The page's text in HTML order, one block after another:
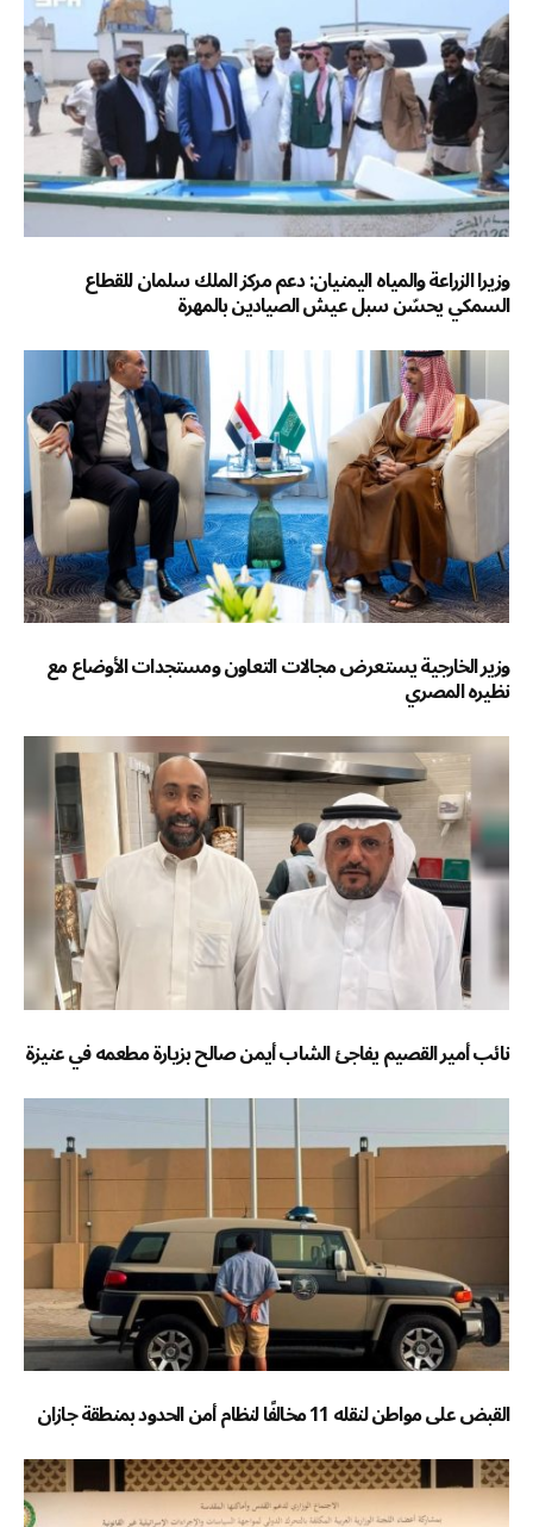
وزيرا الزراعة والمياه اليمنيان: دعم مركز الملك سلمان للقطاع
السمكي يحسّن سبل عيش الصيادين بالمهرة
وزير الخارجية يستعرض مجالات التعاون ومستجدات الأوضاع مع
نظيره المصري
نائب أمير القصيم يفاجئ الشاب أيمن صالح بزيارة مطعمه في عنيزة
القبض على مواطن لنقله 11 مخالفًا لنظام أمن الحدود بمنطقة جازان